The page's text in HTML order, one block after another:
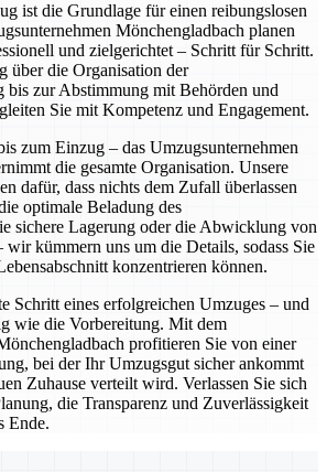
ist die Grundlage für einen reibungslosen
Mönchengladbach planen
und zielgerichtet – Schritt für Schritt.
über die Organisation der
bis zur Abstimmung mit Behörden und
Sie mit Kompetenz und Engagement.
zum Einzug – das Umzugsunternehmen
die gesamte Organisation. Unsere
dafür, dass nichts dem Zufall überlassen
optimale Beladung des
sichere Lagerung oder die Abwicklung von
wir kümmern uns um die Details, sodass Sie
konzentrieren können.
Schritt eines erfolgreichen Umzuges – und
wie die Vorbereitung. Mit dem
profitieren Sie von einer
bei der Ihr Umzugsgut sicher ankommt
Zuhause verteilt wird. Verlassen Sie sich
die Transparenz und Zuverlässigkeit
Ende.